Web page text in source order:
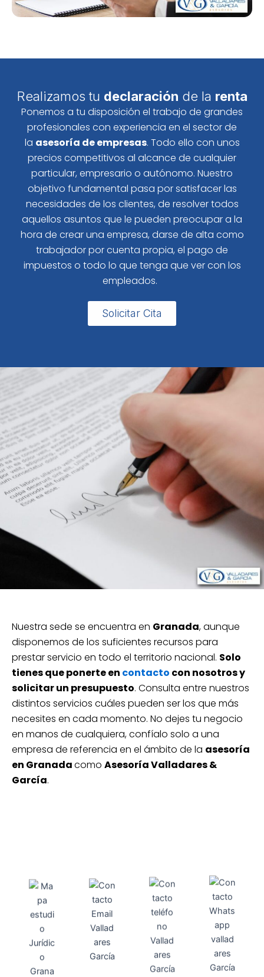
Realizamos tu declaración de la renta
Ponemos a tu disposición el trabajo de grandes
profesionales con experiencia en el sector de
la asesoría de empresas. Todo ello con unos
precios competitivos al alcance de cualquier
particular, empresario o autónomo. Nuestro
objetivo fundamental pasa por satisfacer las
necesidades de los clientes, de resolver todos
aquellos asuntos que le pueden preocupar a la
hora de crear una empresa, darse de alta como
trabajador por cuenta propia, el pago de
impuestos o todo lo que tenga que ver con los
empleados.
Solicitar Cita
Nuestra sede se encuentra en Granada, aunque
disponemos de los suficientes recursos para
prestar servicio en todo el territorio nacional. Solo
tienes que ponerte en contacto con nosotros y
solicitar un presupuesto. Consulta entre nuestros
distintos servicios cuáles pueden ser los que más
necesites en cada momento. No dejes tu negocio
en manos de cualquiera, confíalo solo a una
empresa de referencia en el ámbito de la asesoría
en Granadacomo Asesoría Valladares &
García.